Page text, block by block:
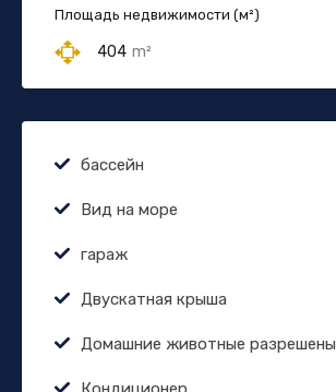
Площадь недвижимости (м²)
404 m²
бассейн
Вид на море
гараж
Двускатная крыша
Домашние животные разрешены